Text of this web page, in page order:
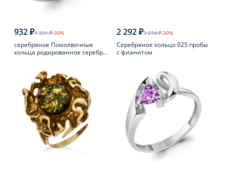
932 ₽1 331 ₽-30%
серебряное Помолвочные
кольца родированное серебро
2 292 ₽3 274 ₽-30%
Серебряное кольцо 925 пробы
с фианитом